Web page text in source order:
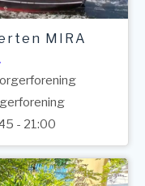
MIRA
- 21:00